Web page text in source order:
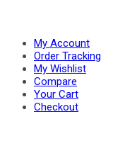
BAG
PAPER
My Account
Order Tracking
My Wishlist
Compare
Your Cart
Checkout